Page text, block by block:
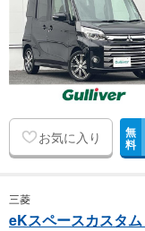
お気に入り 無
料
三菱
eKスペースカスタ